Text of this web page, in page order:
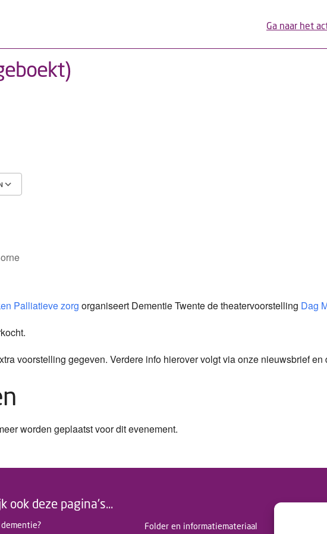
Ga naar het
Palliatieve zorg organiseert Dementie Twente de theatervoorstelling Dag
voorstelling gegeven. Verdere info hierover volgt via onze nieuwsbrief en
worden geplaatst voor dit evenement.
ook deze pagina's...
Folder en informatiemateriaal